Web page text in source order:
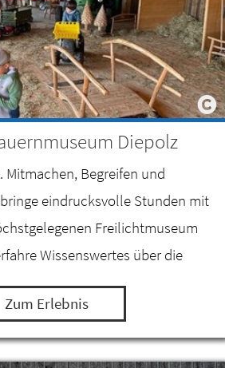
Diepolz
Mitmachen, Begreifen und
eindrucksvolle Stunden mit
Freilichtmuseum
Wissenswertes über die
im Allgäu.
Zum Erlebnis